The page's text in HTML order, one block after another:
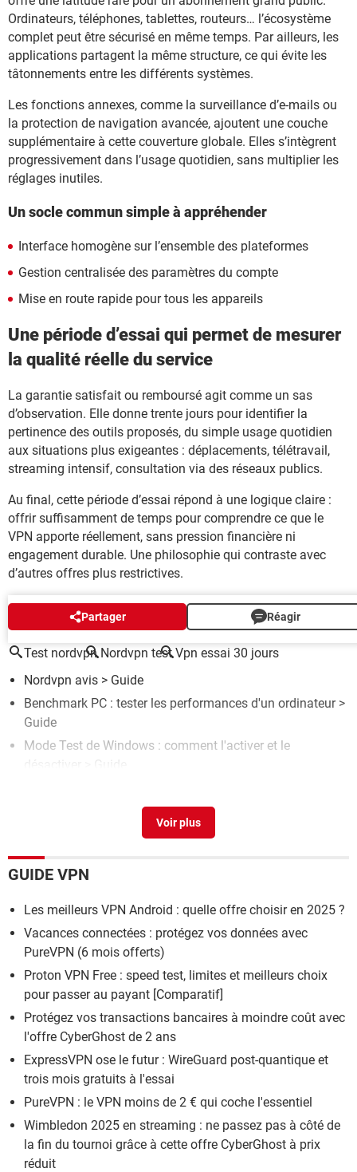
Ordinateurs, téléphones, tablettes, routeurs… l’écosystème
complet peut être sécurisé en même temps. Par ailleurs, les
applications partagent la même structure, ce qui évite les
tâtonnements entre les différents systèmes.
Les fonctions annexes, comme la surveillance d’e-mails ou
la protection de navigation avancée, ajoutent une couche
supplémentaire à cette couverture globale. Elles s’intègrent
progressivement dans l’usage quotidien, sans multiplier les
réglages inutiles.
Un socle commun simple à appréhender
Interface homogène sur l’ensemble des plateformes
Gestion centralisée des paramètres du compte
Mise en route rapide pour tous les appareils
Une période d’essai qui permet de mesurer
la qualité réelle du service
La garantie satisfait ou remboursé agit comme un sas
d’observation. Elle donne trente jours pour identifier la
pertinence des outils proposés, du simple usage quotidien
aux situations plus exigeantes : déplacements, télétravail,
streaming intensif, consultation via des réseaux publics.
Au final, cette période d’essai répond à une logique claire :
offrir suffisamment de temps pour comprendre ce que le
VPN apporte réellement, sans pression financière ni
engagement durable. Une philosophie qui contraste avec
d’autres offres plus restrictives.
Partager Réagir
AUTOUR DU MÊME SUJET
Test nordvpn Nordvpn test Vpn essai 30 jours
Nordvpn avis > Guide
Benchmark PC : tester les performances d'un ordinateur>
Guide
Mode Test de Windows : comment l'activer et le
Compatibilité Windows 11 : tester si votre PC est
GUIDE VPN
Les meilleurs VPN Android : quelle offre choisir en 2025 ?
Vacances connectées : protégez vos données avec
PureVPN (6 mois offerts)
Proton VPN Free : speed test, limites et meilleurs choix
pour passer au payant [Comparatif]
Protégez vos transactions bancaires à moindre coût avec
l'offre CyberGhost de 2 ans
ExpressVPN ose le futur : WireGuard post-quantique et
trois mois gratuits à l'essai
PureVPN : le VPN moins de 2 € qui coche l'essentiel
Wimbledon 2025 en streaming : ne passez pas à côté de
la fin du tournoi grâce à cette offre CyberGhost à prix
réduit